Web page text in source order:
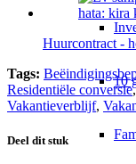
10
Huurcontract -
Tags:
Residentiële conversie
Vakantieverblijf,
Deel dit stuk